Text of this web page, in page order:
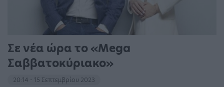
Σε νέα ώρα το «Mega
Σαββατοκύριακο»
20:14 - 15 Σεπτεμβρίου 2023